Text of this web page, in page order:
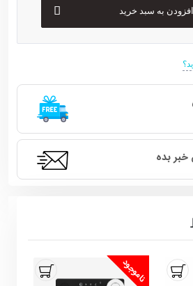
افزودن به سبد خرید
بده
ناموجود